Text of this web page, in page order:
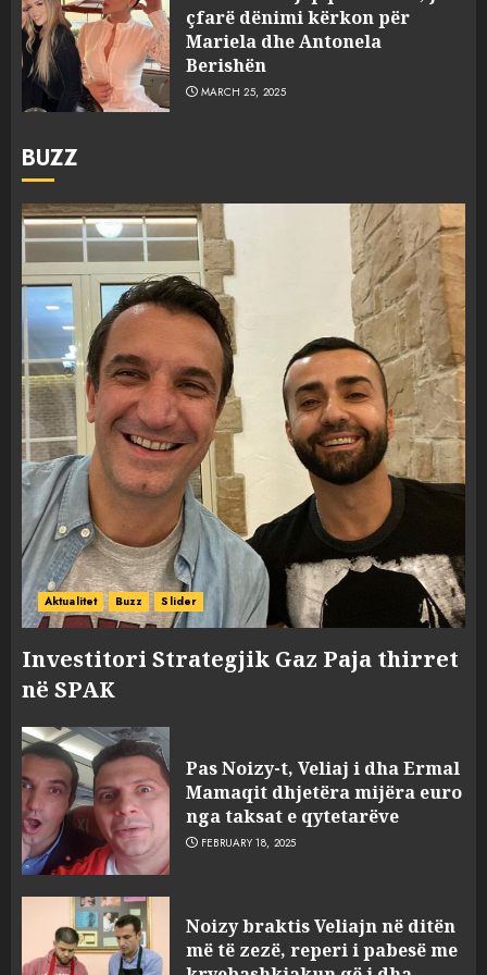
çfarë dënimi kërkon për
Mariela dhe Antonela
Berishën
MARCH 25, 2025
BUZZ
Aktualitet Buzz Slider
Investitori Strategjik Gaz Paja thirret
në SPAK
Pas Noizy-t, Veliaj i dha Ermal
Mamaqit dhjetëra mijëra euro
nga taksat e qytetarëve
FEBRUARY 18, 2025
Noizy braktis Veliajn në ditën
më të zezë, reperi i pabesë me
sulmuan “One Albania”,
ngjarja u fsheh. A u vodhën